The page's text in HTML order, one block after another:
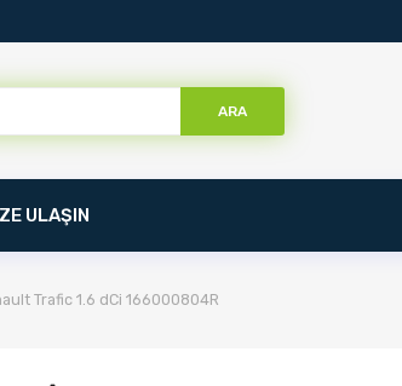
ARA
ULAŞIN
Trafic 1.6 dCi 166000804R